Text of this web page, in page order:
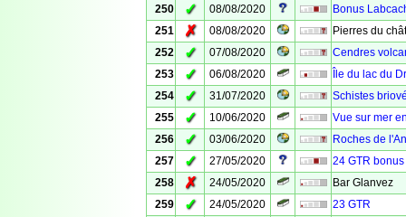
250
✓ 08/08/2020
Bonus
251
✗ 08/08/2020
Pierres du
252
✓ 07/08/2020
Cendres
253
✓ 06/08/2020
Île du lac du
254
✓ 31/07/2020
Schistes
255
✓ 10/06/2020
Vue sur mer
256
✓ 03/06/2020
Roches de
257
✓ 27/05/2020
24 GTR bonus
258
✗ 24/05/2020
Bar Glanvez
259
✓ 24/05/2020
23 GTR